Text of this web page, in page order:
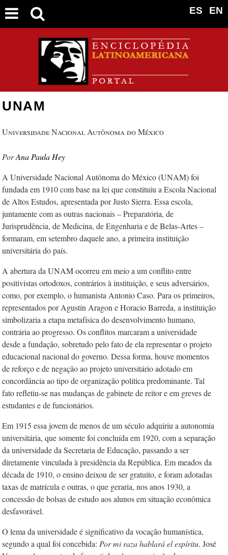
EN
ES
UNAM
Universidade Nacional Autônoma do México
Ana Paula Hey
A Universidade Nacional Autônoma do México (UNAM) foi
fundada em 1910 com base na lei que constituiu a Escola Nacional
de Altos Estudos, apresentada por Justo Sierra. Essa escola,
juntamente com as outras nacionais – Preparatória, de
Jurisprudência, de Medicina, de Engenharia e de Belas-Artes –
formaram, em setembro daquele ano, a primeira instituição
universitária do país.
A abertura da UNAM ocorreu em meio a um conflito entre
positivistas ortodoxos, contrários à instituição, e seus adversários,
como, por exemplo, o humanista Antonio Caso. Para os primeiros,
representados por Agustín Aragon e Horacio Barreda, a instituição
simbolizaria a etapa metafísica do desenvolvimento humano,
contrária ao progresso. Os conflitos marcaram a universidade
desde a fundação, sobretudo pelo fato de ela representar o projeto
educacional nacional do governo. Dessa forma, houve momentos
de reforço e de negação ao projeto universitário adotado em
concordância ao tipo de organização política predominante. Tal
fato refletiu-se nas mudanças de gabinete de reitor e em greves de
estudantes e de funcionários.
Em 1915 essa jovem de menos de um século adquiriu a autonomia
universitária, que somente foi concluída em 1920, com a separação
da universidade da Secretaria de Educação, passando a ser
diretamente vinculada à presidência da República. Em meados da
década de 1910, o ensino deixou de ser gratuito, e foram adotadas
taxas de matrícula e outras, o que geraria, nos anos 1930, a
concessão de bolsas de estudo aos alunos em situação econômica
desfavorável.
O lema da universidade é significativo da vocação humanística,
segundo a qual foi concebida: Por mi raza hablará el espíritu. José